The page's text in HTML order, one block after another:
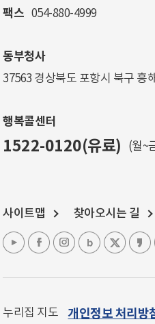
팩스 054-880-4999
동부청사
37563 경상북도 포항시 북구 흥
행복콜센터
1522-0120(유료) (월~
사이트맵 찾아오시는 길
누리집 지도 개인정보 처리방